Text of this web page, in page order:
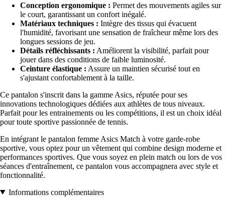
Conception ergonomique : Permet des mouvements agiles sur
le court, garantissant un confort inégalé.
Matériaux techniques : Intègre des tissus qui évacuent
l'humidité, favorisant une sensation de fraîcheur même lors des
longues sessions de jeu.
Détails réfléchissants : Améliorent la visibilité, parfait pour
jouer dans des conditions de faible luminosité.
Ceinture élastique : Assure un maintien sécurisé tout en
s'ajustant confortablement à la taille.
Ce pantalon s'inscrit dans la gamme Asics, réputée pour ses
innovations technologiques dédiées aux athlètes de tous niveaux.
Parfait pour les entrainements ou les compétitions, il est un choix idéal
pour toute sportive passionnée de tennis.
En intégrant le pantalon femme Asics Match à votre garde-robe
sportive, vous optez pour un vêtement qui combine design moderne et
performances sportives. Que vous soyez en plein match ou lors de vos
séances d'entraînement, ce pantalon vous accompagnera avec style et
fonctionnalité.
Informations complémentaires